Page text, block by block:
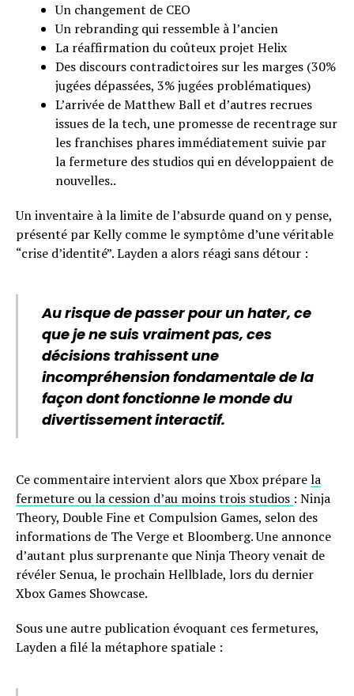
Un changement de CEO
Un rebranding qui ressemble à l’ancien
La réaffirmation du coûteux projet Helix
Des discours contradictoires sur les marges (30%
jugées dépassées, 3% jugées problématiques)
L’arrivée de Matthew Ball et d’autres recrues
issues de la tech, une promesse de recentrage sur
les franchises phares immédiatement suivie par
la fermeture des studios qui en développaient de
nouvelles..
Un inventaire à la limite de l’absurde quand on y pense,
présenté par Kelly comme le symptôme d’une véritable
“crise d’identité”. Layden a alors réagi sans détour :
Au risque de passer pour un hater, ce
que je ne suis vraiment pas, ces
décisions trahissent une
incompréhension fondamentale de la
façon dont fonctionne le monde du
divertissement interactif.
Ce commentaire intervient alors que Xbox préparela
fermeture ou la cession d’au moins trois studios : Ninja
Theory, Double Fine et Compulsion Games, selon des
informations de The Verge et Bloomberg. Une annonce
d’autant plus surprenante que Ninja Theory venait de
révéler Senua, le prochain Hellblade, lors du dernier
Xbox Games Showcase.
Sous une autre publication évoquant ces fermetures,
Layden a filé la métaphore spatiale :